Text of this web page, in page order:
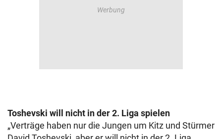
Toshevski will nicht in der 2. Liga spielen
„Verträge haben nur die Jungen um Kitz und Stürmer